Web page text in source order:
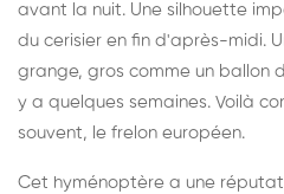
avant la nuit. Une silhouette
du cerisier en fin d'après-midi.
grange, gros comme un ballon
y a quelques semaines. Voilà
souvent, le frelon européen.
Cet hyménoptère a une